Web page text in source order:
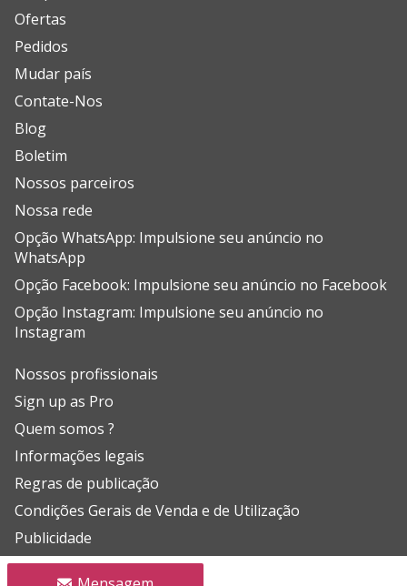
Ofertas
Pedidos
Mudar país
Contate-Nos
Blog
Boletim
Nossos parceiros
Nossa rede
Opção WhatsApp: Impulsione seu anúncio no
WhatsApp
Opção Facebook: Impulsione seu anúncio no Facebook
Opção Instagram: Impulsione seu anúncio no
Instagram
Nossos profissionais
Sign up as Pro
Quem somos ?
Informações legais
Regras de publicação
Condições Gerais de Venda e de Utilização
Publicidade
Ajuda (FAQ)